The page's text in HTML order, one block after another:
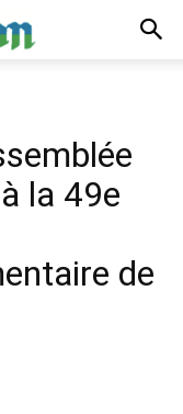
la 49e
de